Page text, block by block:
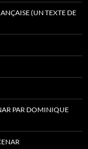
(UN TEXTE DE
PAR DOMINIQUE